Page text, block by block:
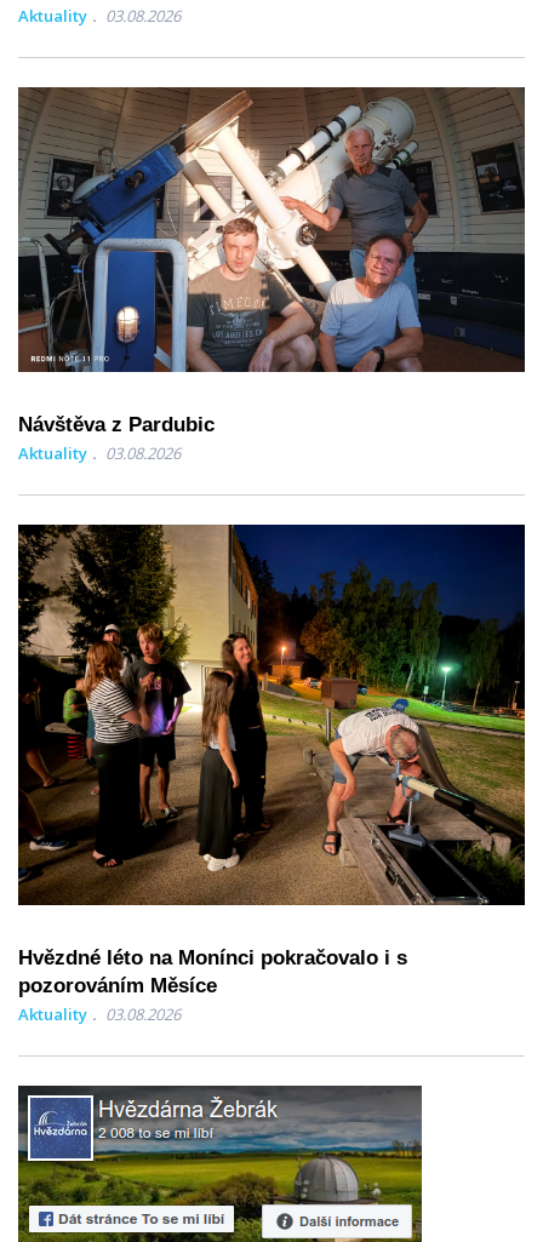
Aktuality 03.08.2026
Návštěva z Pardubic
Aktuality 03.08.2026
Hvězdné léto na Monínci pokračovalo i s
pozorováním Měsíce
Aktuality 03.08.2026